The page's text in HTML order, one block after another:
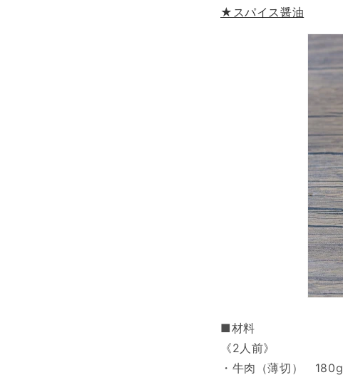
★スパイス醤油
■材料
《2人前》
・牛肉（薄切） 180g